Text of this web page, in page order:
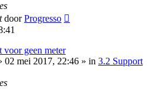
doorProgresso
voor geen meter
02 mei 2017, 22:46 » in 3.2 Support